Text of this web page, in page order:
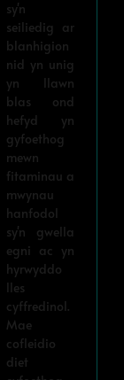
sy'n
seiliedig ar
blanhigion
nid yn unig
yn llawn
blas ond
hefyd yn
gyfoethog
mewn
fitaminau a
mwynau
hanfodol
sy'n gwella
egni ac yn
hyrwyddo
lles
cyffredinol.
Mae
cofleidio
diet